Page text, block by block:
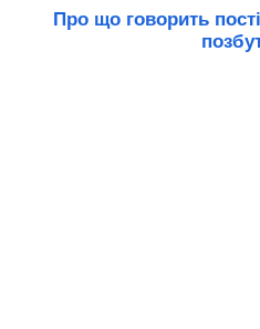
Про що говорить